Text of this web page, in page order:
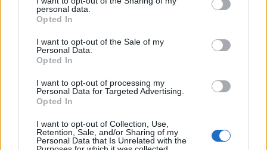
personal data.
Opted In
I want to opt-out of the Sale of my
Personal Data.
Opted In
I want to opt-out of processing my
Personal Data for Targeted Advertising.
Opted In
I want to opt-out of Collection, Use,
Retention, Sale, and/or Sharing of my
Personal Data that Is Unrelated with the
frazėmis, pavyzdžiui: „Pranešk man, jei ką nors
išgirsi“.
Vietoj to jis pataria tikslingai prašyti rekomendacijų
konkrečioms pareigoms ar įmonėms. Jo nuomone,
skirtumas tarp anoniminio CV ir žmogaus užnugario
įmonės viduje gali būti milžiniškas.
Naudokite nedarbo laikotarpį